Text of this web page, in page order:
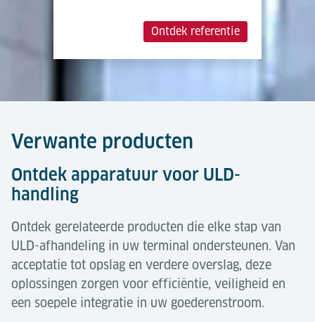
gelamineerd op
gegalvaniseerd plaatstaal
binnenuit te openen
Meer tonen
handsfree laden, lossen en opslag. Dankzij deze
schaalbaarheid kunnen operators zich aanpassen
Ontdek referentie
Verwante producten
Ontdek apparatuur voor ULD-
handling
Ontdek gerelateerde producten die elke stap van
ULD-afhandeling in uw terminal ondersteunen. Van
acceptatie tot opslag en verdere overslag, deze
oplossingen zorgen voor efficiëntie, veiligheid en
een soepele integratie in uw goederenstroom.